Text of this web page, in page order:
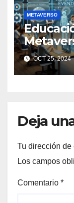
METAVERSO
OCT 25, 2024
Deja
Tu dirección de
Los campos
Comentario *